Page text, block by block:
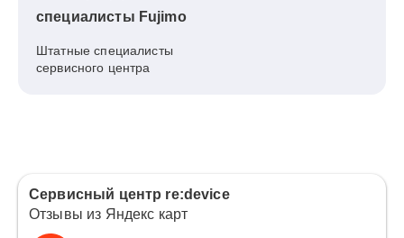
специалисты Fujimo
Штатные специалисты
сервисного центра
Сервисный центр re:device
Отзывы из Яндекс карт